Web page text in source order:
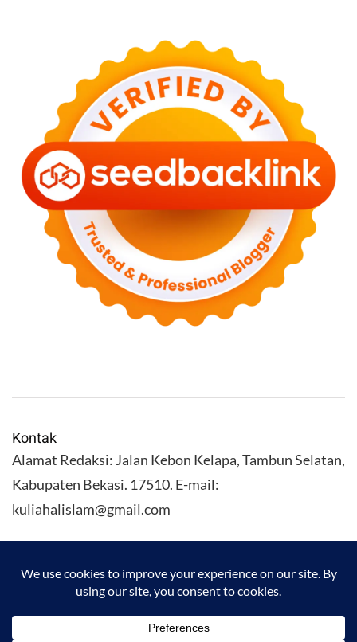
Kontak
Alamat Redaksi: Jalan Kebon Kelapa, Tambun Selatan,
Kabupaten Bekasi. 17510. E-mail:
kuliahalislam@gmail.com
KULIAHALISLAM.COM Copyright (C) 2026